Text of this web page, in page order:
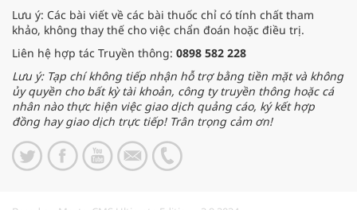
Lưu ý: Các bài viết về các bài thuốc chỉ có tính chất tham
khảo, không thay thế cho việc chẩn đoán hoặc điều trị.
Liên hệ hợp tác Truyền thông: 0898 582 228
Lưu ý: Tạp chí không tiếp nhận hỗ trợ bằng tiền mặt và không
ủy quyền cho bất kỳ tài khoản, công ty truyền thông hoặc cá
nhân nào thực hiện việc giao dịch quảng cáo, ký kết hợp
đồng hay giao dịch trực tiếp! Trân trọng cảm ơn!